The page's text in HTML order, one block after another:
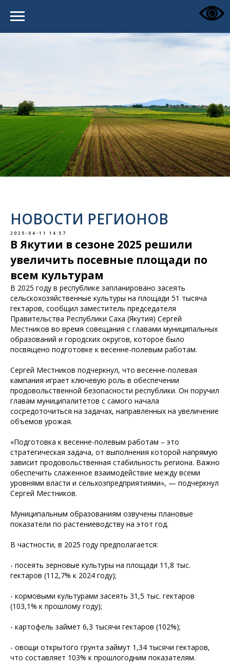
НОВОСТИ РЕГИОНОВ
2025-04-11 14:57
В Якутии в сезоне 2025 решили
увеличить посевные площади по
всем культурам
В 2025 году в республике запланировано засеять
сельскохозяйственные культуры на площади 51 тысяча
гектаров, сообщил заместитель председателя
Правительства Республики Саха (Якутия) Сергей
Местников во время совещания с главами муниципальных
образований и городских округов, которое было
посвящено подготовке к весенне-полевым работам.
Сергей Местников подчеркнул, что весенне-полевая
кампания играет ключевую роль в обеспечении
продовольственной безопасности республики. Он поручил
главам муниципалитетов с самого начала
сосредоточиться на задачах, направленных на увеличение
объемов урожая.
«Подготовка к весенне-полевым работам – это
стратегическая задача, от выполнения которой напрямую
зависит продовольственная стабильность региона. Важно
обеспечить слаженное взаимодействие между всеми
уровнями власти и сельхозпредприятиями», — подчеркнул
Сергей Местников.
Муниципальным образованиям озвучены плановые
показатели по растениеводству на этот год.
В частности, в 2025 году предполагается:
- посеять зерновые культуры на площади 11,8 тыс.
гектаров (112,7% к 2024 году);
- кормовыми культурами засеять 31,5 тыс. гектаров
(103,1% к прошлому году);
- картофель займет 6,3 тысячи гектаров (102%);
- овощи открытого грунта займут 1,34 тысячи гектаров,
что составляет 103% к прошлогодним показателям.